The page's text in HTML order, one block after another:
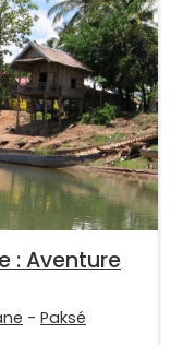
: Aventure
- Paksé